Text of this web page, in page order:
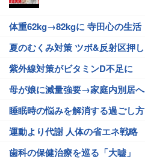
体重62kg→82kgに 寺田心の生活
夏のむくみ対策 ツボ&反射区押し
紫外線対策がビタミンD不足に
母が娘に減量強要→家庭内別居へ
睡眠時の悩みを解消する過ごし方
運動より代謝 人体の省エネ戦略
歯科の保健治療を巡る「大嘘」